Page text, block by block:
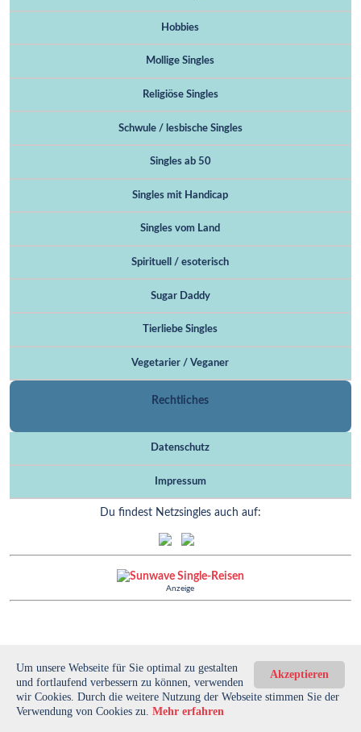
Hobbies
Mollige Singles
Religiöse Singles
Schwule / lesbische Singles
Singles ab 50
Singles mit Handicap
Singles vom Land
Spirituell / esoterisch
Sugar Daddy
Tierliebe Singles
Vegetarier / Veganer
Rechtliches
Datenschutz
Impressum
Du findest Netzsingles auch auf:
Anzeige
© netzsingles.de | *=Affiliate-Link (Wenn du dich über diesen Link
Akzeptieren
Um unsere Webseite für Sie optimal zu gestalten
und fortlaufend verbessern zu können, verwenden
wir Cookies. Durch die weitere Nutzung der Webseite stimmen Sie der
Verwendung von Cookies zu. Mehr erfahren